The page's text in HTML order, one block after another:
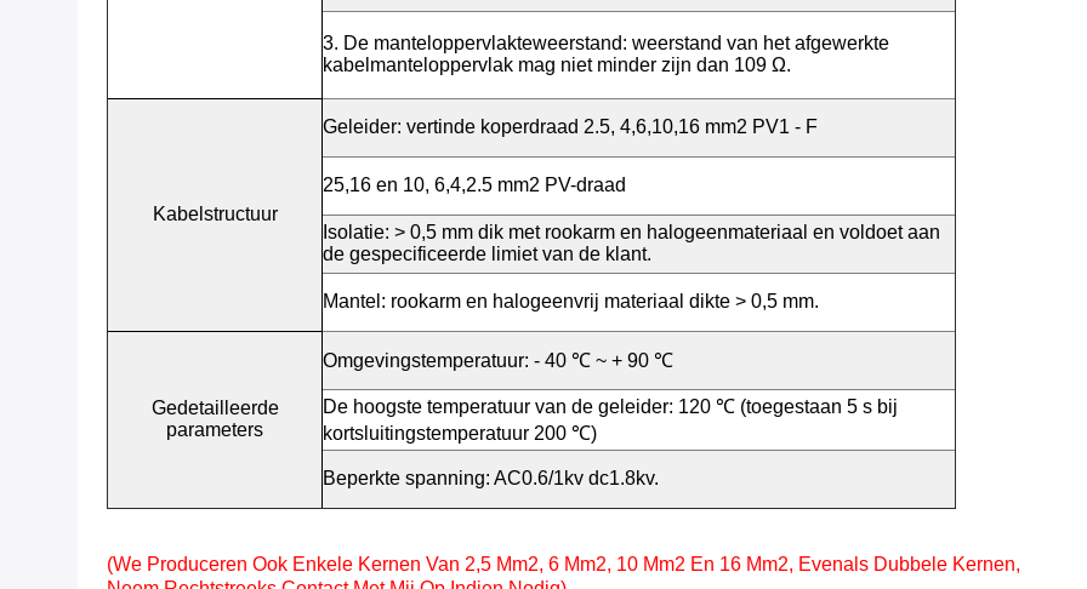
3. De manteloppervlakteweerstand: weerstand van het afgewerkte
kabelmanteloppervlak mag niet minder zijn dan 109 Ω.
Kabelstructuur
Geleider: vertinde koperdraad 2.5, 4,6,10,16 mm2 PV1 - F
25,16 en 10, 6,4,2.5 mm2 PV-draad
Isolatie: > 0,5 mm dik met rookarm en halogeenmateriaal en voldoet aan
de gespecificeerde limiet van de klant.
Mantel: rookarm en halogeenvrij materiaal dikte > 0,5 mm.
Gedetailleerde
parameters
Omgevingstemperatuur: - 40 ℃ ~ + 90 ℃
De hoogste temperatuur van de geleider: 120 ℃ (toegestaan 5 s bij
kortsluitingstemperatuur 200 ℃)
Beperkte spanning: AC0.6/1kv dc1.8kv.
(We Produceren Ook Enkele Kernen Van 2,5 Mm2, 6 Mm2, 10 Mm2 En 16 Mm2, Evenals Dubbele Kernen,